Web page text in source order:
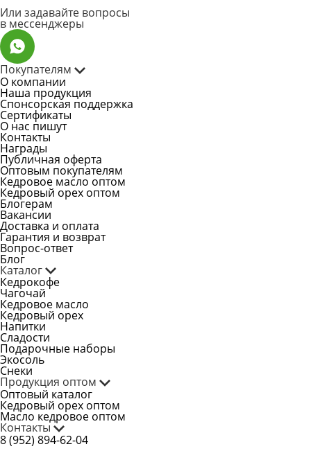
Или задавайте вопросы
в мессенджеры
Покупателям
О компании
Наша продукция
Спонсорская поддержка
Сертификаты
О нас пишут
Контакты
Награды
Публичная оферта
Оптовым покупателям
Кедровое масло оптом
Кедровый орех оптом
Блогерам
Вакансии
Доставка и оплата
Гарантия и возврат
Вопрос-ответ
Блог
Каталог
Кедрокофе
Чагочай
Кедровое масло
Кедровый орех
Напитки
Сладости
Подарочные наборы
Экосоль
Снеки
Продукция оптом
Оптовый каталог
Кедровый орех оптом
Масло кедровое оптом
Контакты
8 (952) 894-62-04